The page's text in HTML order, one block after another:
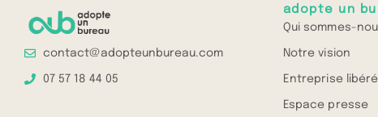
contact@adopteunbureau.com
07 57 18 44 05
adopte un
Qui sommes-
Notre vision
Entreprise
Espace presse